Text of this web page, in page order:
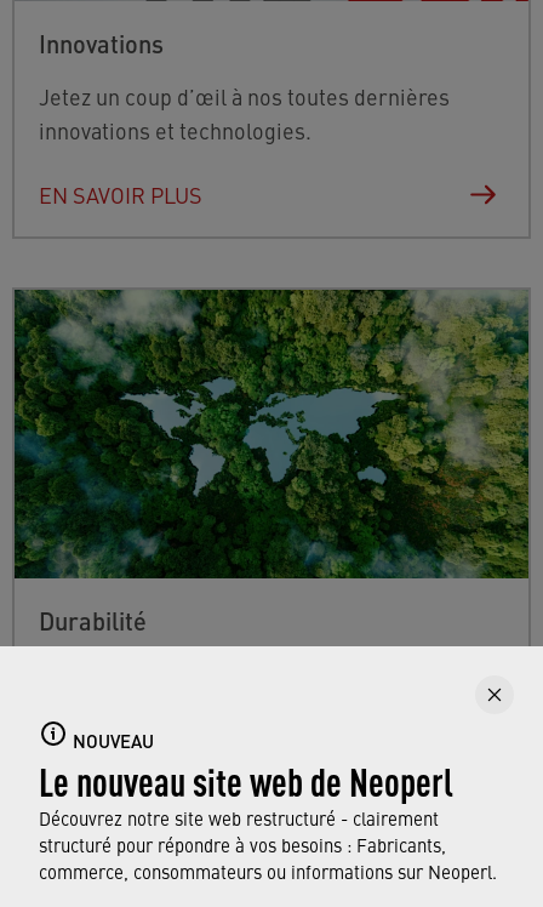
NOUVEAU
Le nouveau site web de Neoperl
Découvrez notre site web restructuré - clairement
structuré pour répondre à vos besoins : Fabricants,
commerce, consommateurs ou informations sur Neoperl.
Innovations
Jetez un coup d’œil à nos toutes dernières
innovations et technologies.
EN SAVOIR PLUS
Durabilité
développement de technologies efficaces et de
processus de production économes en
ressources à l'utilisation de nos économiseurs
d'eau dans les robinets du monde entier.